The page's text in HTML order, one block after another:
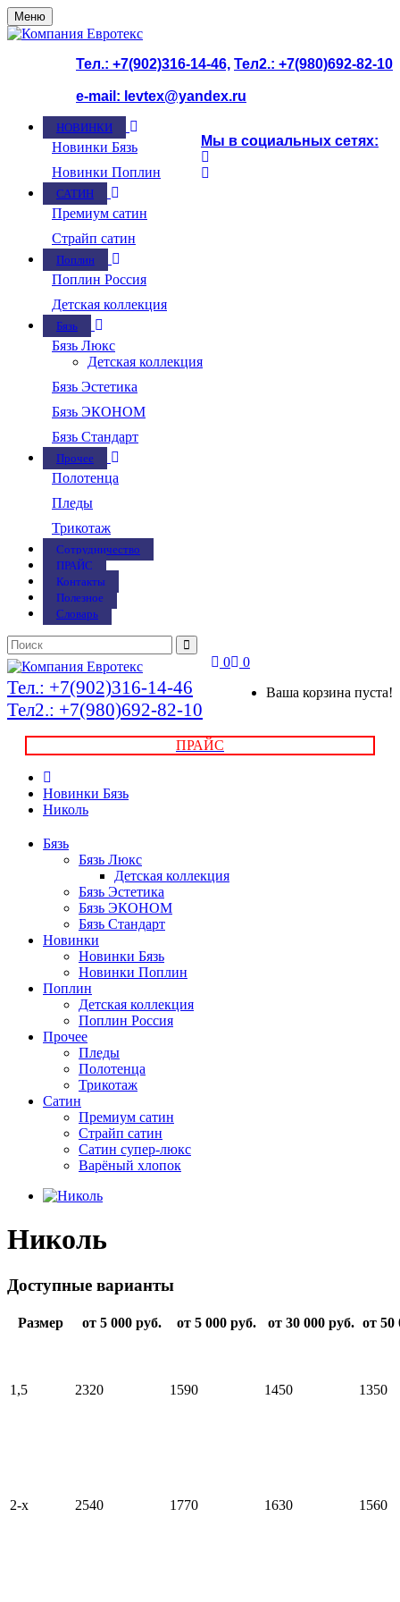
Меню
Тел.: +7(902)316-14-46, Тел2.: +7(980)692-82-10
e-mail: levtex@yandex.ru
Мы в социальных сетях:
НОВИНКИ
Новинки Бязь
Новинки Поплин
САТИН
Премиум сатин
Страйп сатин
Поплин
Поплин Россия
Детская коллекция
Бязь
Бязь Люкс
Детская коллекция
Бязь Эстетика
Бязь ЭКОНОМ
Бязь Стандарт
Прочее
Полотенца
Пледы
Трикотаж
Сотрудничество
ПРАЙС
Контакты
Полезное
Словарь
0
Ваша корзина пуста!
0
Тел.: +7(902)316-14-46
Тел2.: +7(980)692-82-10
ПРАЙС
Новинки Бязь
Николь
Бязь
Бязь Люкс
Детская коллекция
Бязь Эстетика
Бязь ЭКОНОМ
Бязь Стандарт
Новинки
Новинки Бязь
Новинки Поплин
Поплин
Детская коллекция
Поплин Россия
Прочее
Пледы
Полотенца
Трикотаж
Сатин
Премиум сатин
Страйп сатин
Сатин супер-люкс
Варёный хлопок
Николь
Доступные варианты
Размер от 5 000 руб. от 5 000 руб. от 30 000 руб. от 50
1,5 2320 1590 1450 1350
2-х 2540 1770 1630 1560